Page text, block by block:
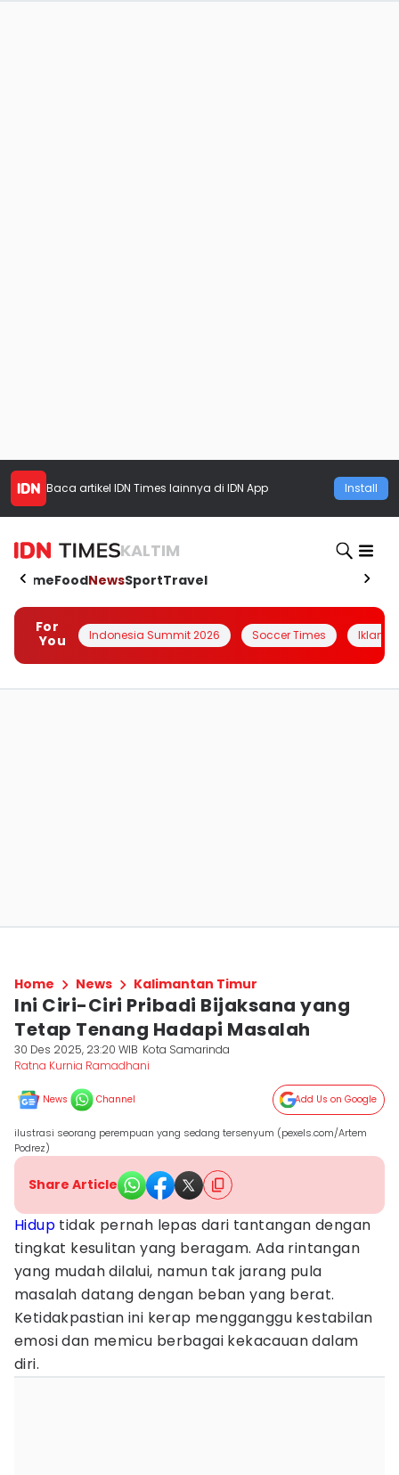
Baca artikel IDN Times lainnya di IDN App Install
KALTIM
HomeFoodNewsSportTravel
For
You
Indonesia Summit 2026 Soccer Times Iklanin
Home News Kalimantan Timur
Ini Ciri-Ciri Pribadi Bijaksana yang
Tetap Tenang Hadapi Masalah
30 Des 2025, 23:20 WIB Kota Samarinda
Ratna Kurnia Ramadhani
News Channel Add Us on Google
ilustrasi seorang perempuan yang sedang tersenyum (pexels.com/Artem
Podrez)
Share Article
Hidup tidak pernah lepas dari tantangan dengan
tingkat kesulitan yang beragam. Ada rintangan
yang mudah dilalui, namun tak jarang pula
masalah datang dengan beban yang berat.
Ketidakpastian ini kerap mengganggu kestabilan
emosi dan memicu berbagai kekacauan dalam
diri.